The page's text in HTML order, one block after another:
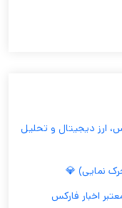
ارز دیجیتال و تحلیل
اخبار فارکس